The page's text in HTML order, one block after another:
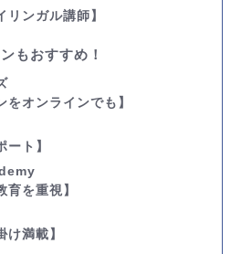
リンガル講師】
もおすすめ！
をオンラインでも】
ート】
育を重視】
け満載】